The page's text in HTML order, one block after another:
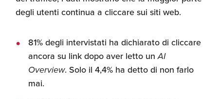
degli utenti continua a cliccare sui siti web.
81% degli intervistati ha dichiarato di cliccare
ancora su link dopo aver letto unAI
Overview. Solo il 4,4% ha detto di non farlo
mai.